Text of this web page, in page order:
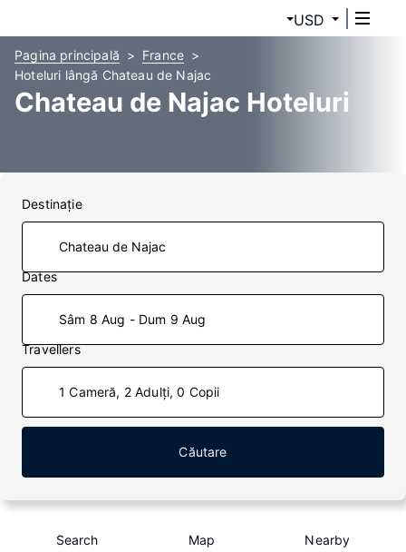
USD
Pagina principală
France
Hoteluri lângă Chateau de Najac
Chateau de Najac Hoteluri
Destinaţie
Dates
Sâm 8 Aug - Dum 9 Aug
Travellers
1 Cameră, 2 Adulți, 0 Copii
Căutare
Search Map Nearby